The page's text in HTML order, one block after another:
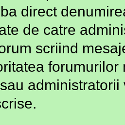
direct
de catre
scriind